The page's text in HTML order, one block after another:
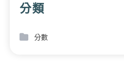
分類
分數